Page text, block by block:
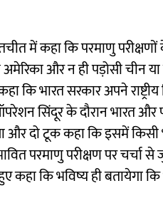
में कहा कि परमाणु
अमेरिका और न ही पड़ोसी चीन
कि भारत सरकार अपने
सिंदूर के दौरान भारत और
और दो टूक कहा कि इसमें किसी
परमाणु परीक्षण पर चर्चा
कहा कि भविष्य ही बतायेगा कि